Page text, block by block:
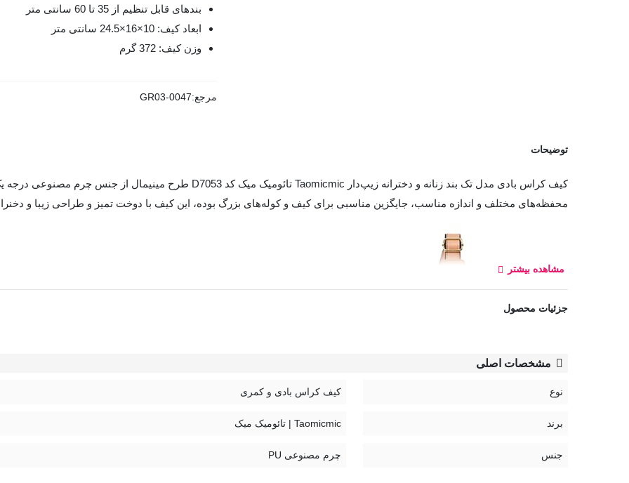
بندهای قابل تنظیم از 35 تا 60 سانتی متر
ابعاد کیف: 10×16×24.5 سانتی متر
وزن کیف: 372 گرم
مرجع:GR03-0047
توضیحات
محفظه‌های مختلف و اندازه مناسب، جایگزین مناسبی برای کیف و کوله‌های بزرگ بوده، این کیف با دوخت تمیز و طراحی زیبا و
مشاهده بیشتر
جزئیات محصول
مشخصات اصلی
نوع کیف کراس بادی و کمری
برند Taomicmic | تائومیک میک
جنس چرم مصنوعی PU